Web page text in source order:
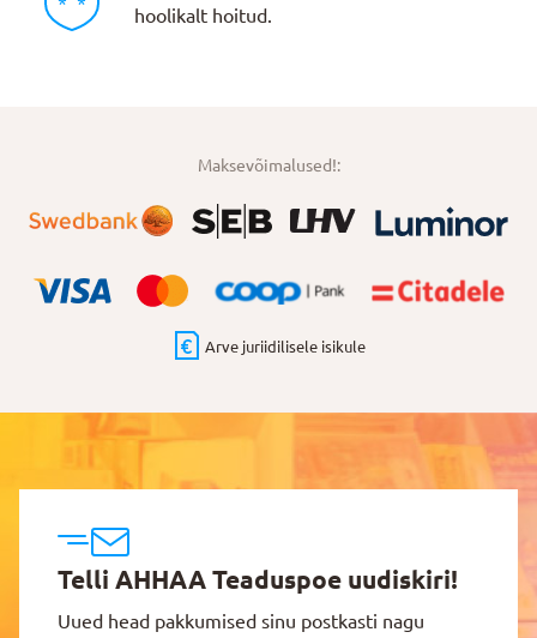
hoolikalt hoitud.
Maksevõimalused!:
Arve juriidilisele isikule
Telli AHHAA Teaduspoe uudiskiri!
Uued head pakkumised sinu postkasti nagu